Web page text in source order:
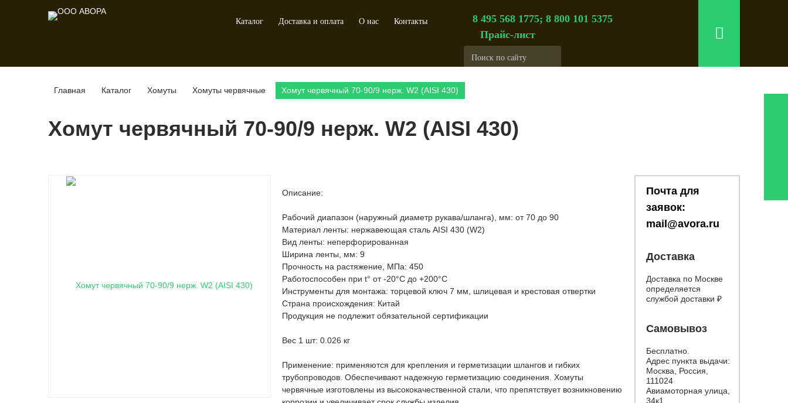
Каталог Доставка и оплата О нас Контакты
8 495 568 1775; 8 800 101 5375
Прайс-лист
Главная Каталог Хомуты Хомуты червячные Хомут червячный 70-90/9 нерж. W2 (AISI 430)
Хомут червячный 70-90/9 нерж. W2 (AISI 430)
Описание:
Рабочий диапазон (наружный диаметр рукава/шланга), мм: от 70 до 90
Материал ленты: нержавеющая сталь AISI 430 (W2)
Вид ленты: неперфорированная
Ширина ленты, мм: 9
Прочность на растяжение, МПа: 450
Работоспособен при t° от -20°C до +200°C
Инструменты для монтажа: торцевой ключ 7 мм, шлицевая и крестовая отвертки
Страна происхождения: Китай
Продукция не подлежит обязательной сертификации
Вес 1 шт: 0.026 кг
Применение: применяются для крепления и герметизации шлангов и гибких
трубопроводов. Обеспечивают надежную герметизацию соединения. Хомуты
червячные изготовлены из высококачественной стали, что препятствует возникновению
Почта для
заявок:
mail@avora.ru
Доставка
Доставка по Москве
определяется
службой доставки ₽
Самовывоз
Бесплатно.
Адрес пункта выдачи:
Москва, Россия,
111024
Авиамоторная улица,
34к1